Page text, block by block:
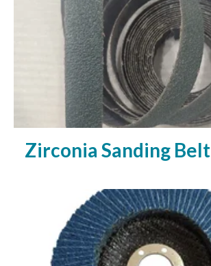
Zirconia Sanding Belt